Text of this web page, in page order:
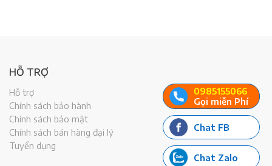
0985155066
Gọi miễn Phí
Chat FB
Chat Zalo
HỖ TRỢ
Hỗ trợ
Chính sách bảo hành
Chính sách bảo mật
Chính sách bán hàng đại lý
Tuyển dụng